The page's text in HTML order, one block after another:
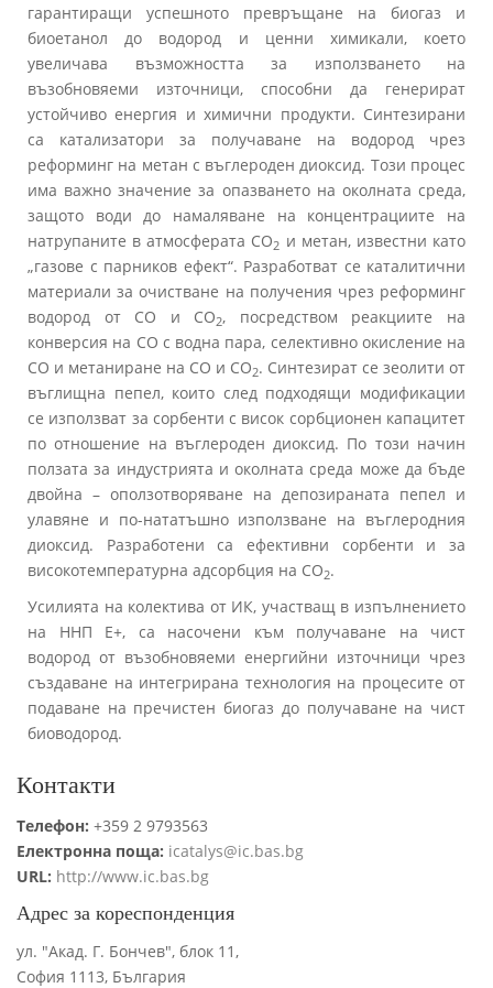
гарантиращи успешното превръщане на биогаз и
биоетанол до водород и ценни химикали, което
увеличава възможността за използването на
възобновяеми източници, способни да генерират
устойчиво енергия и химични продукти. Синтезирани
са катализатори за получаване на водород чрез
реформинг на метан с въглероден диоксид. Този процес
има важно значение за опазването на околната среда,
защото води до намаляване на концентрациите на
натрупаните в атмосферата СО2 и метан, известни като
„газове с парников ефект“. Разработват се каталитични
материали за очистване на получения чрез реформинг
водород от СО и СО2, посредством реакциите на
конверсия на СО с водна пара, селективно окисление на
СО и метаниране на СО и СО2. Синтезират се зеолити от
въглищна пепел, които след подходящи модификации
се използват за сорбенти с висок сорбционен капацитет
по отношение на въглероден диоксид. По този начин
ползата за индустрията и околната среда може да бъде
двойна – оползотворяване на депозираната пепел и
улавяне и по-нататъшно използване на въглеродния
диоксид. Разработени са ефективни сорбенти и за
високотемпературна адсорбция на СО2.
Усилията на колектива от ИК, участващ в изпълнението
на ННП Е+, са насочени към получаване на чист
водород от възобновяеми енергийни източници чрез
създаване на интегрирана технология на процесите от
подаване на пречистен биогаз до получаване на чист
биоводород.
Контакти
Телефон: +359 2 9793563
Електронна поща: icatalys@ic.bas.bg
URL: http://www.ic.bas.bg
Адрес за кореспонденция
ул. "Акад. Г. Бончев", блок 11,
София 1113, България